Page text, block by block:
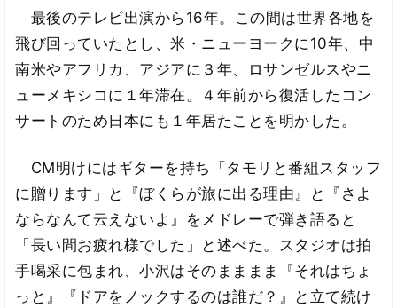
最後のテレビ出演から16年。この間は世界各地を
飛び回っていたとし、米・ニューヨークに10年、中
南米やアフリカ、アジアに３年、ロサンゼルスやニ
ューメキシコに１年滞在。４年前から復活したコン
サートのため日本にも１年居たことを明かした。
CM明けにはギターを持ち「タモリと番組スタッフ
に贈ります」と『ぼくらが旅に出る理由』と『さよ
ならなんて云えないよ』をメドレーで弾き語ると
「長い間お疲れ様でした」と述べた。スタジオは拍
手喝采に包まれ、小沢はそのまままま『それはちょ
っと』『ドアをノックするのは誰だ？』と立て続け